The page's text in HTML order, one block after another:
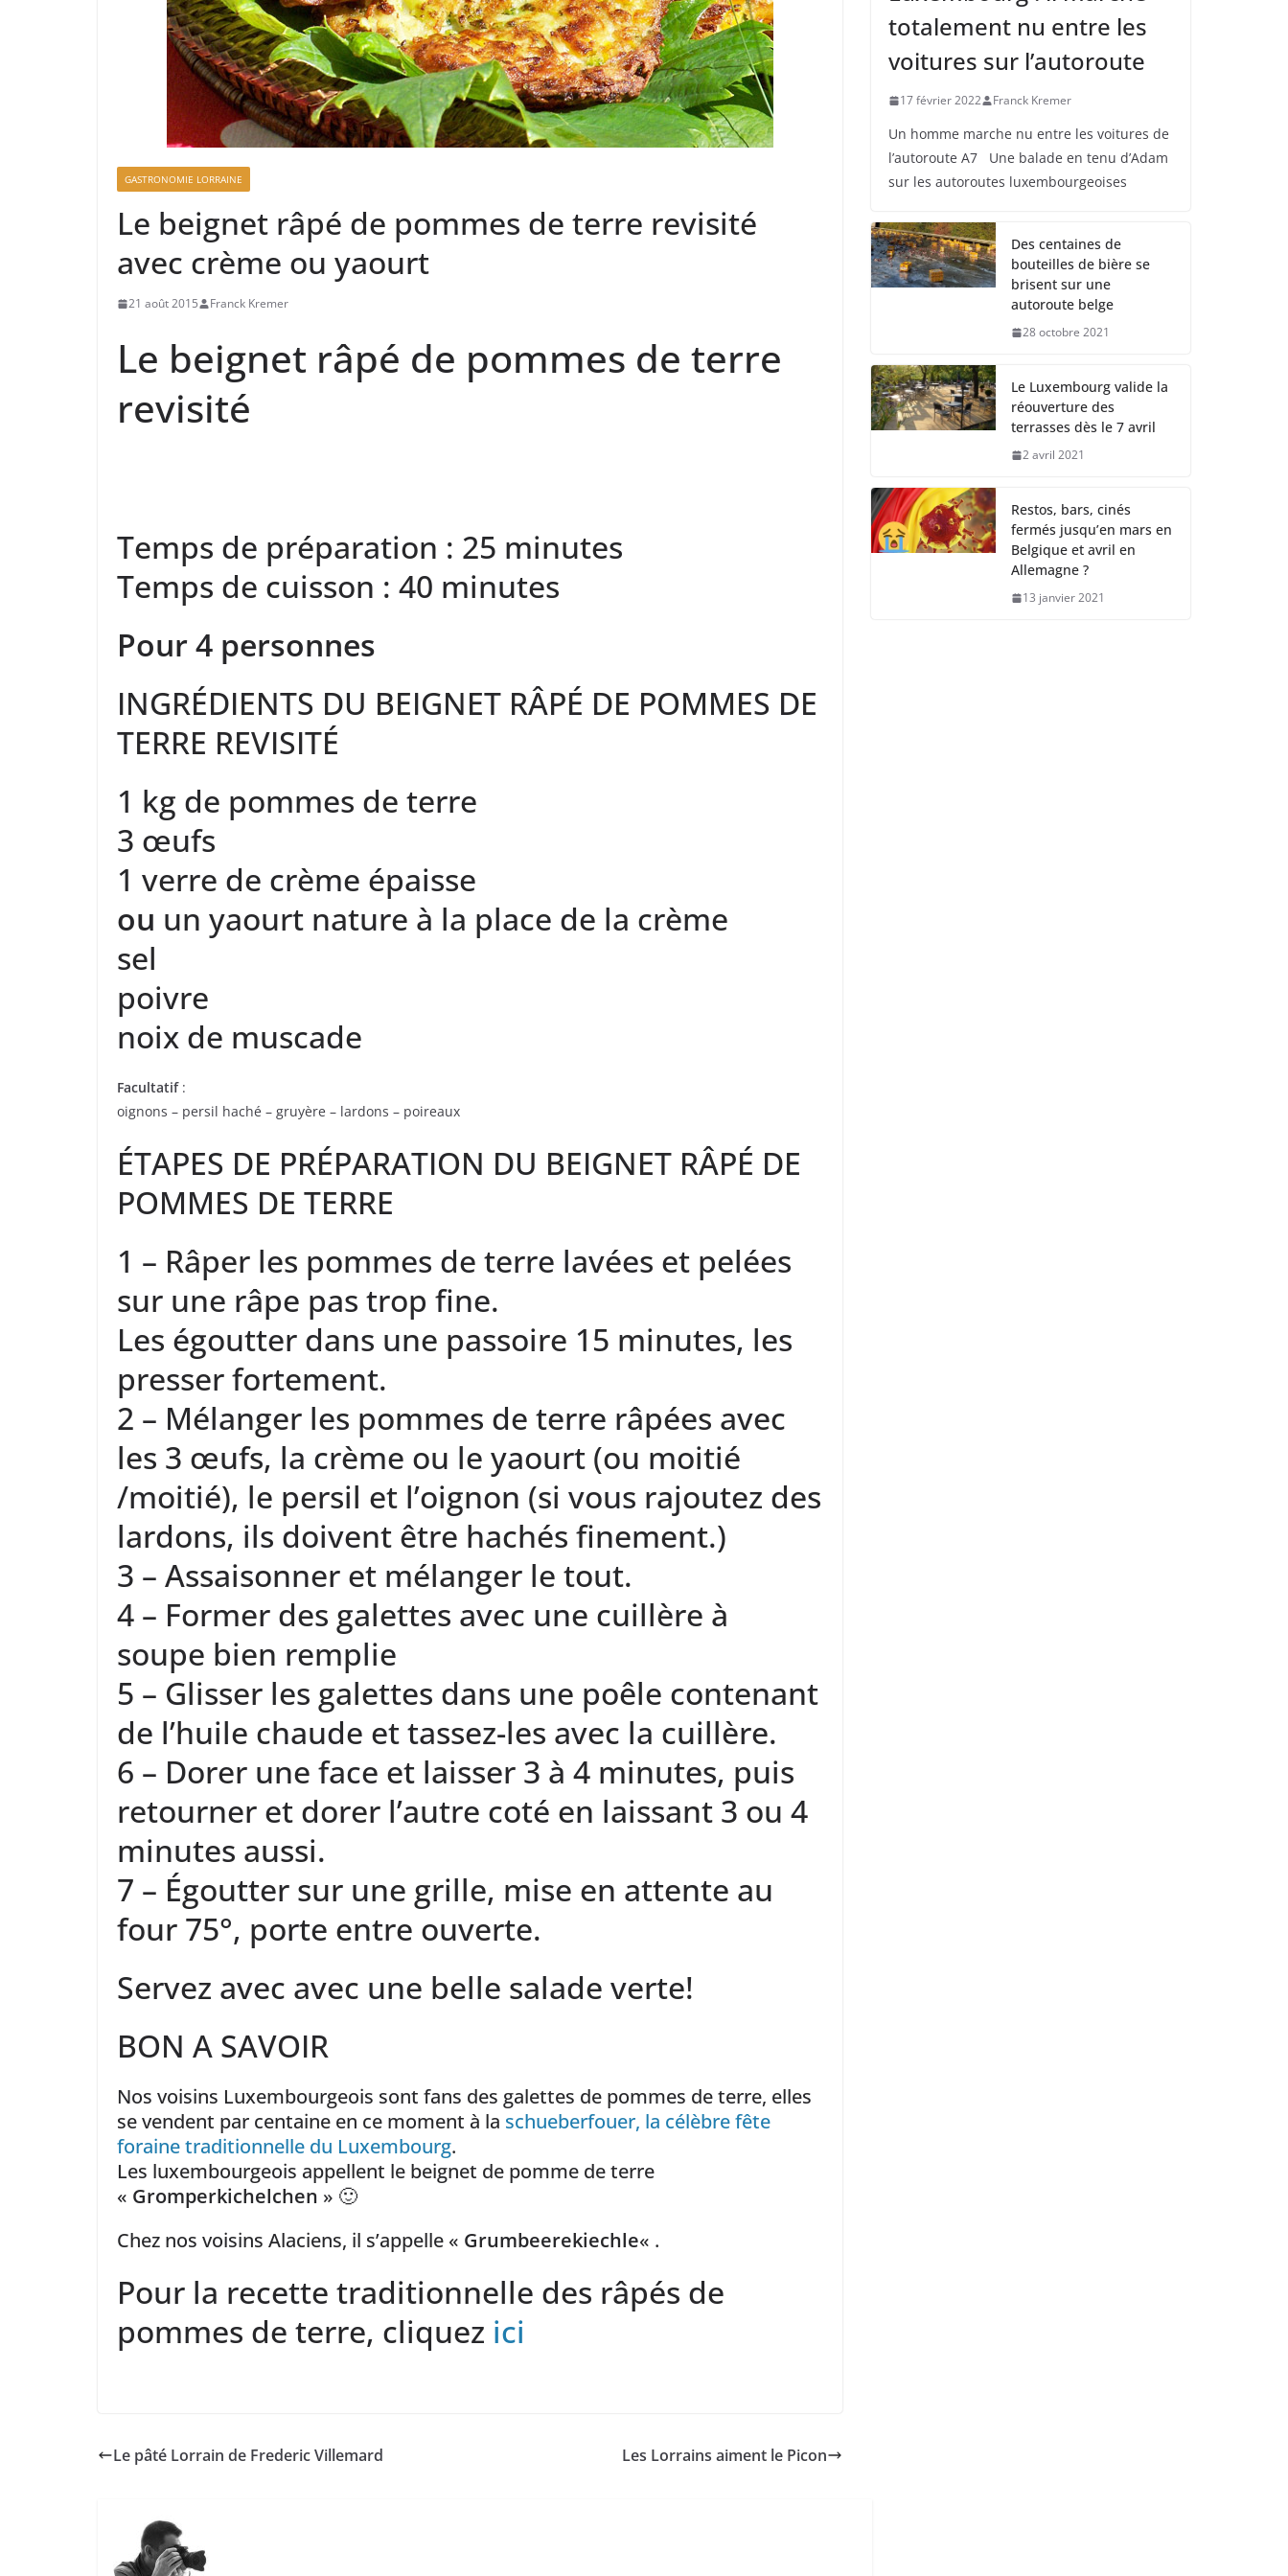
GASTRONOMIE LORRAINE
Le beignet râpé de pommes de terre revisité
avec crème ou yaourt
21 août 2015 Franck Kremer
Le beignet râpé de pommes de terre
revisité
Temps de préparation : 25 minutes
Temps de cuisson : 40 minutes
Pour 4 personnes
INGRÉDIENTS DU BEIGNET RÂPÉ DE POMMES DE
TERRE REVISITÉ
1 kg de pommes de terre
3 œufs
1 verre de crème épaisse
ou un yaourt nature à la place de la crème
sel
poivre
noix de muscade
Facultatif:
oignons – persil haché – gruyère – lardons – poireaux
ÉTAPES DE PRÉPARATION DU BEIGNET RÂPÉ DE
POMMES DE TERRE
1 – Râper les pommes de terre lavées et pelées
sur une râpe pas trop fine.
Les égoutter dans une passoire 15 minutes, les
presser fortement.
2 – Mélanger les pommes de terre râpées avec
les 3 œufs, la crème ou le yaourt (ou moitié
/moitié), le persil et l’oignon (si vous rajoutez des
lardons, ils doivent être hachés finement.)
3 – Assaisonner et mélanger le tout.
4 – Former des galettes avec une cuillère à
soupe bien remplie
5 – Glisser les galettes dans une poêle contenant
de l’huile chaude et tassez-les avec la cuillère.
6 – Dorer une face et laisser 3 à 4 minutes, puis
retourner et dorer l’autre coté en laissant 3 ou 4
minutes aussi.
7 – Égoutter sur une grille, mise en attente au
four 75°, porte entre ouverte.
Servez avec avec une belle salade verte!
BON A SAVOIR
Nos voisins Luxembourgeois sont fans des galettes de pommes de terre, elles
se vendent par centaine en ce moment à la schueberfouer, la célèbre fête
foraine traditionnelle du Luxembourg.
Les luxembourgeois appellent le beignet de pomme de terre
« Gromperkichelchen » 🙂
Chez nos voisins Alaciens, il s’appelle « Grumbeerekiechle« .
Pour la recette traditionnelle des râpés de
pommes de terre, cliquez ici
Le pâté Lorrain de Frederic Villemard Les Lorrains aiment le Picon
totalement nu entre les
voitures sur l’autoroute
17 février 2022 Franck Kremer
Un homme marche nu entre les voitures de
l’autoroute A7 Une balade en tenu d’Adam
sur les autoroutes luxembourgeoises
Des centaines de
bouteilles de bière se
brisent sur une
autoroute belge
28 octobre 2021
Le Luxembourg valide la
réouverture des
terrasses dès le 7 avril
2 avril 2021
Restos, bars, cinés
fermés jusqu’en mars en
Belgique et avril en
Allemagne ?
13 janvier 2021